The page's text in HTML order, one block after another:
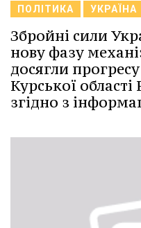
ПОЛІТИКА УКРАЇНА
Збройні сили
нову фазу
досягли
Курської області
згідно з